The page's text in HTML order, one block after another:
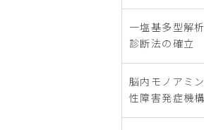
一塩基多型解
診断法の確立
脳内モノアミ
性障害発症機